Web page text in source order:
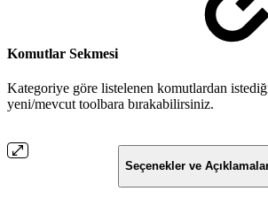
Komutlar Sekmesi
Kategoriye göre listelenen komutlardan
yeni/mevcut toolbara bırakabilirsiniz.
Seçenekler ve